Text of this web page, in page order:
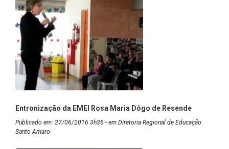
Entronização da EMEI Rosa Maria Dôgo de Resende
Publicado em: 27/06/2016 3h36 - em Diretoria Regional de Educação
Santo Amaro